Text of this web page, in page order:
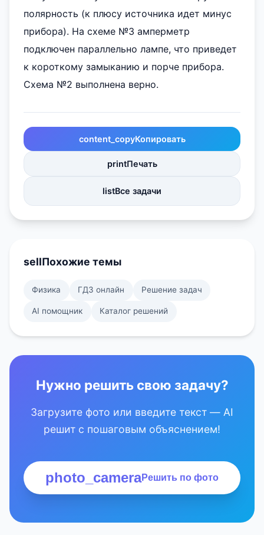
полярность (к плюсу источника идет минус
прибора). На схеме №3 амперметр
подключен параллельно лампе, что приведет
к короткому замыканию и порче прибора.
Схема №2 выполнена верно.
content_copyКопировать
printПечать
listВсе задачи
sellПохожие темы
Физика ГДЗ онлайн Решение задач
AI помощник Каталог решений
Нужно решить свою задачу?
Загрузите фото или введите текст — AI
решит с пошаговым объяснением!
photo_cameraРешить по фото